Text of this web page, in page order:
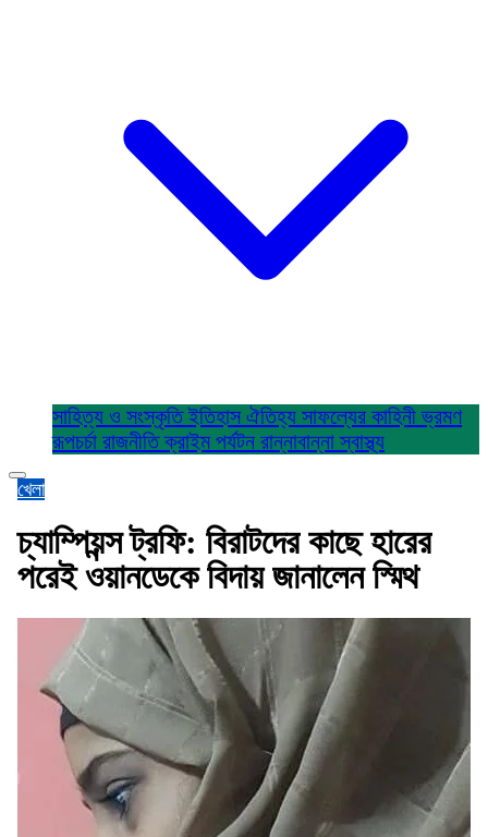
সাহিত্য ও সংস্কৃতিইতিহাস ঐতিহ্য সাফল্যের কাহিনীভ্রমণ
রূপচর্চা রাজনীতিক্রাইম পর্যটন রান্নাবান্নাস্বাস্থ্য
খেলা
চ্যাম্পিয়ন্স ট্রফি: বিরাটদের কাছে হারের
পরেই ওয়ানডেকে বিদায় জানালেন স্মিথ